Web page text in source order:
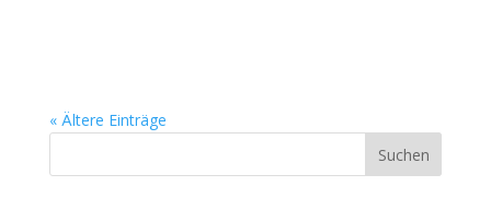
« Ältere Einträge